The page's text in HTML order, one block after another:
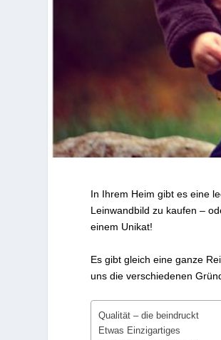
In Ihrem Heim gibt es eine
Leinwandbild zu kaufen –
einem Unikat!
Es gibt gleich eine ganze
uns die verschiedenen
Qualität – die beindruckt
Etwas Einzigartiges